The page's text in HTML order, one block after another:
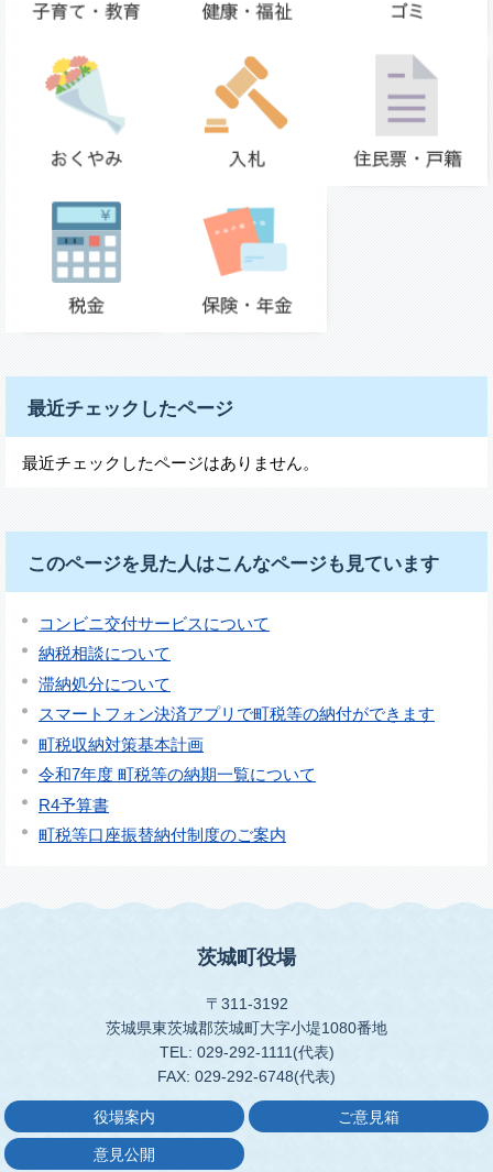
最近チェックしたページ
最近チェックしたページはありません。
このページを見た人はこんなページも見ています
コンビニ交付サービスについて
納税相談について
滞納処分について
スマートフォン決済アプリで町税等の納付ができます
町税収納対策基本計画
令和7年度 町税等の納期一覧について
R4予算書
町税等口座振替納付制度のご案内
茨城町役場
〒311-3192
茨城県東茨城郡茨城町大字小堤1080番地
TEL: 029-292-1111(代表)
FAX: 029-292-6748(代表)
役場案内 ご意見箱
意見公開